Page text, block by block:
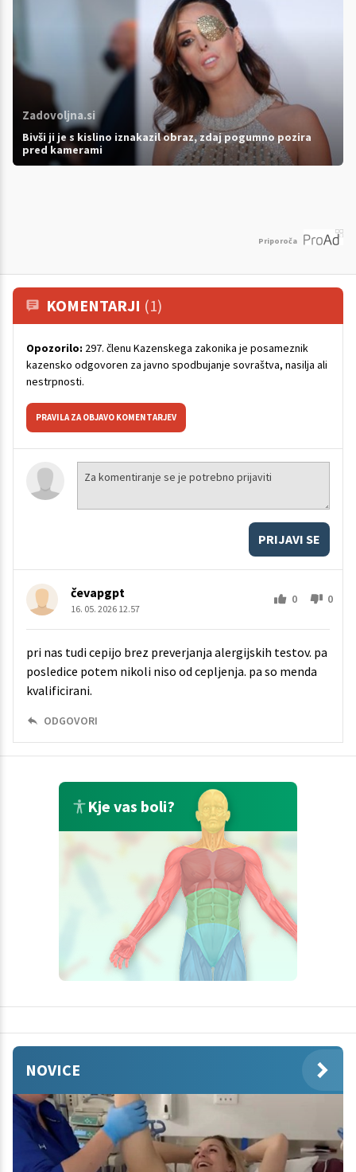
Zadovoljna.si
Bivši ji je s kislino iznakazil obraz, zdaj pogumno pozira
pred kamerami
Priporoča
KOMENTARJI (1)
Opozorilo: 297. členu Kazenskega zakonika je posameznik
kazensko odgovoren za javno spodbujanje sovraštva, nasilja ali
nestrpnosti.
PRAVILA ZA OBJAVO KOMENTARJEV
PRIJAVI SE
čevapgpt
16. 05. 2026 12.57
0 0
pri nas tudi cepijo brez preverjanja alergijskih testov. pa
posledice potem nikoli niso od cepljenja. pa so menda
kvalificirani.
ODGOVORI
Kje vas boli?
NOVICE